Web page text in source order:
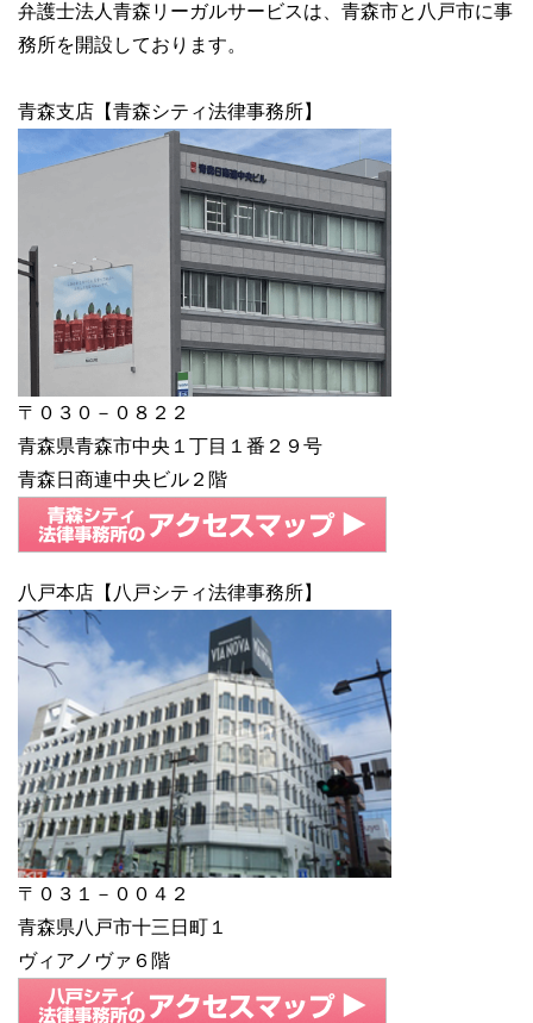
弁護士法人青森リーガルサービスは、青森市と八戸市に事
務所を開設しております。
青森支店【青森シティ法律事務所】
〒０３０－０８２２
青森県青森市中央１丁目１番２９号
青森日商連中央ビル２階
八戸本店【八戸シティ法律事務所】
〒０３１－００４２
青森県八戸市十三日町１
ヴィアノヴァ６階